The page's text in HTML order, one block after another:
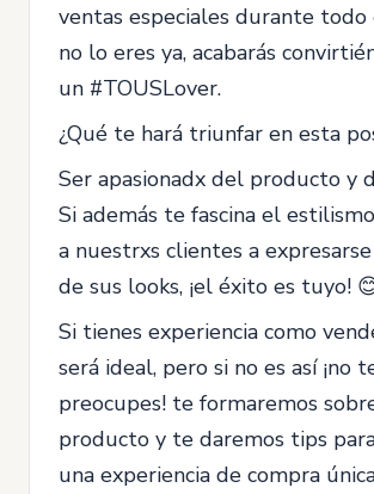
ventas especiales durante todo
no lo eres ya, acabarás
un #TOUSLover.
¿Qué te hará triunfar en esta
Ser apasionadx del producto y
Si además te fascina el
a nuestrxs clientes a
de sus looks, ¡el éxito es tuyo!
Si tienes experiencia como
será ideal, pero si no es así ¡no
preocupes! te formaremos
producto y te daremos tips
una experiencia de compra